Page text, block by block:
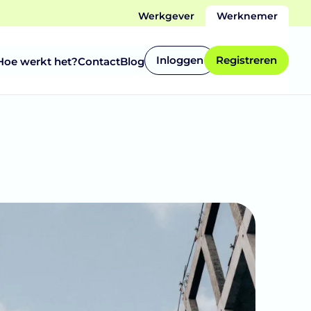
Werkgever Werknemer
werkt het?ContactBlog Inloggen Registreren